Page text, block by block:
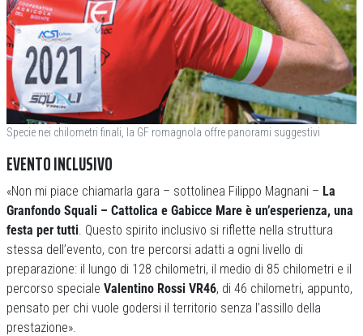
Specie nei chilometri finali, la GF romagnola offre panorami suggestivi
EVENTO INCLUSIVO
«Non mi piace chiamarla gara – sottolinea Filippo Magnani – La
Granfondo Squali – Cattolica e Gabicce Mare è un’esperienza, una
festa per tutti. Questo spirito inclusivo si riflette nella struttura
stessa dell’evento, con tre percorsi adatti a ogni livello di
preparazione: il lungo di 128 chilometri, il medio di 85 chilometri e il
percorso speciale Valentino Rossi VR46, di 46 chilometri, appunto,
pensato per chi vuole godersi il territorio senza l’assillo della
prestazione».